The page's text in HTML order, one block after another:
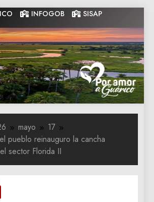
INFOGOB SISAP
Gobernacion
de Guarico
Gobernacion de Guarico
mayo
17
pueblo reinauguro la cancha
sector Florida II